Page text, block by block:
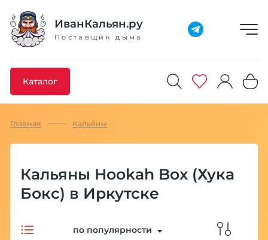
ИванКальян.ру
Поставщик дыма
Каталог
Добавлено максимальное кол-во товара
Главная Кальяны
Кальяны Hookah Box (Хука
Бокс) в Иркутске
по популярности